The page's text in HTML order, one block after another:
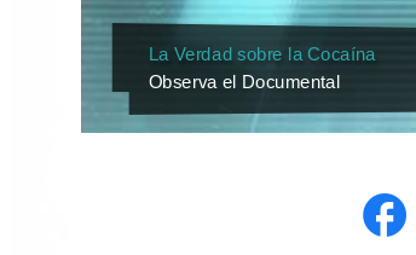
La Verdad sobre la Cocaína
Observa el Documental